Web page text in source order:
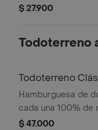
costeño, salsa
$ 27.900
Todoterreno
Todoterreno
Hamburguesa de
cada una 100% de
salsa bbq, queso
$ 47.000